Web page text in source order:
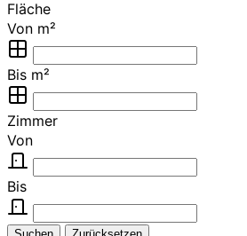
Fläche
Von m²
Bis m²
Zimmer
Von
Bis